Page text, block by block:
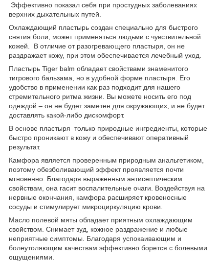
Эффективно показал себя при простудных заболеваниях
верхних дыхательных путей.
Охлаждающий пластырь создан специально для быстрого
снятия боли, может применяться людьми с чувствительной
кожей. В отличие от разогревающего пластыря, он не
раздражает кожу, при этом обеспечивается лечебный уход.
Пластырь Tiger balm обладает свойствами знаменитого
тигрового бальзама, но в удобной форме пластыря. Его
удобство в применении как раз подходит для нашего
стремительного ритма жизни. Вы можете носить его под
одеждой – он не будет заметен для окружающих, и не будет
доставлять какой-либо дискомфорт.
В основе пластыря только природные ингредиенты, которые
быстро проникают в кожу и обеспечивают оперативный
результат.
Камфора является проверенным природным анальгетиком,
поэтому обезболивающий эффект проявляется почти
мгновенно. Благодаря выраженным антисептическим
свойствам, она гасит воспалительные очаги. Воздействуя на
нервные окончания, камфора расширяет кровеносные
сосуды и стимулирует микроциркуляцию крови.
Масло полевой мяты обладает приятным охлаждающим
свойством. Снимает зуд, кожное раздражение и любые
неприятные симптомы. Благодаря успокаивающим и
болеутоляющим качествам эффективно борется с болевыми
ощущениями.